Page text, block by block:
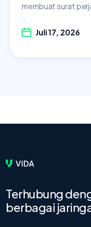
membuat surat
Juli 17, 2026
Terhubung
berbagai